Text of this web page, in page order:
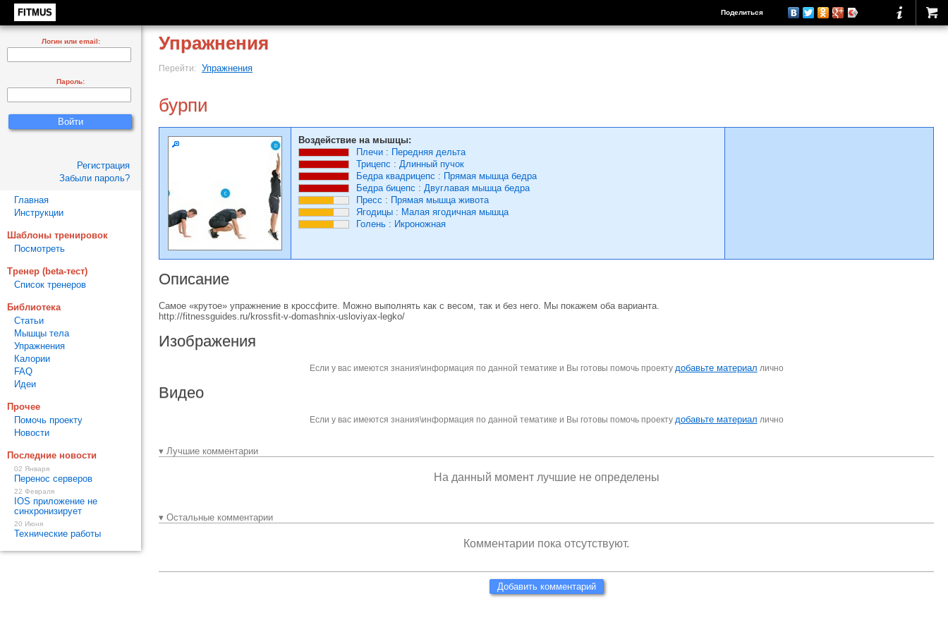
FITMUS Поделиться
Упражнения
Перейти: Упражнения
бурпи
Воздействие на мышцы:
Плечи : Передняя дельта
Трицепс : Длинный пучок
Бедра квадрицепс : Прямая мышца бедра
Бедра бицепс : Двуглавая мышца бедра
Пресс : Прямая мышца живота
Ягодицы : Малая ягодичная мышца
Голень : Икроножная
Описание
Самое «крутое» упражнение в кроссфите. Можно выполнять как с весом, так и без него. Мы покажем оба варианта.
http://fitnessguides.ru/krossfit-v-domashnix-usloviyax-legko/
Изображения
Если у вас имеются знания\информация по данной тематике и Вы готовы помочь проекту добавьте материал лично
Видео
Если у вас имеются знания\информация по данной тематике и Вы готовы помочь проекту добавьте материал лично
▾ Лучшие комментарии
На данный момент лучшие не определены
▾ Остальные комментарии
Комментарии пока отсутствуют.
Добавить комментарий
Логин или email:
Пароль:
Регистрация
Забыли пароль?
Главная
Инструкции
Шаблоны тренировок
Посмотреть
Тренер (beta-тест)
Список тренеров
Библиотека
Статьи
Мышцы тела
Упражнения
Калории
FAQ
Идеи
Прочее
Помочь проекту
Новости
Последние новости
02 Января
Перенос серверов
22 Февраля
IOS приложение не
синхронизирует
20 Июня
Технические работы